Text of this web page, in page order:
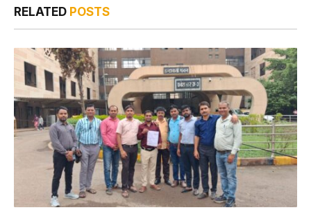
RELATED POSTS